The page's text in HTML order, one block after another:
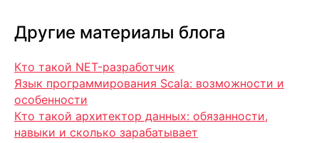
Другие материалы блога
Кто такой NET-разработчик
Язык программирования Scala: возможности и
особенности
Кто такой архитектор данных: обязанности,
навыки и сколько зарабатывает